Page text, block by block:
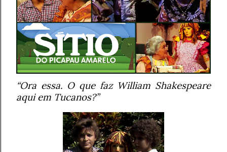
“Ora essa. O que faz William Shakespeare
aqui em Tucanos?”